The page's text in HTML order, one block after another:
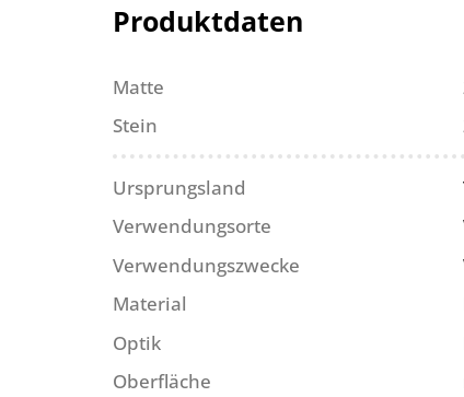
Produktdaten
Matte
Stein
Ursprungsland
Verwendungsorte
Verwendungszwecke
Material
Optik
Oberfläche